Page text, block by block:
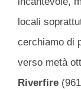
locali
cerchiamo di
verso metà
Riverfire